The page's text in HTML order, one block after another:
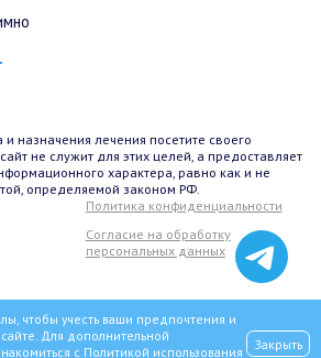
назначения лечения посетите своего
не служит для этих целей, а предоставляет
характера, равно как и не
определяемой законом РФ.
Политика конфиденциальности
Согласие на обработку
персональных данных
чтобы учесть ваши предпочтения и
Для дополнительной
с Политикой использования Закрыть